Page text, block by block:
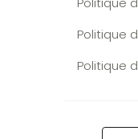
Politique
Politique